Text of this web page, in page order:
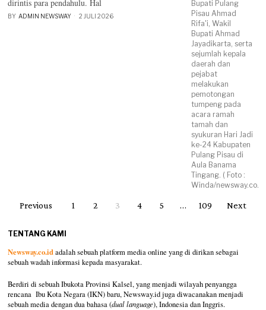
Bupati Pulang
Pisau Ahmad
Rifa'i, Wakil
Bupati Ahmad
Jayadikarta, serta
sejumlah kepala
daerah dan
pejabat
melakukan
pemotongan
tumpeng pada
acara ramah
tamah dan
syukuran Hari Jadi
ke-24 Kabupaten
Pulang Pisau di
Aula Banama
Tingang. ( Foto :
Winda/
dirintis para pendahulu. Hal
BY ADMIN NEWSWAY 2 JULI 2026
Previous 1 2 3 4 5 … 109 Next
TENTANG KAMI
Newsway.co.idadalah sebuah platform media online yang di dirikan sebagai
sebuah wadah informasi kepada masyarakat.
Berdiri di sebuah Ibukota Provinsi Kalsel, yang menjadi wilayah penyangga
rencana Ibu Kota Negara (IKN) baru, Newsway.id juga diwacanakan menjadi
sebuah media dengan dua bahasa (dual language), Indonesia dan Inggris.